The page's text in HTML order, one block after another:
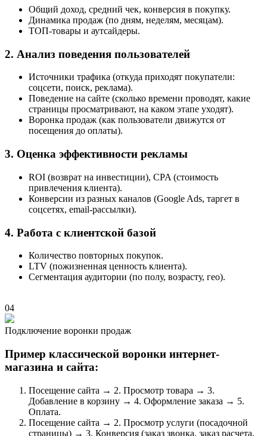
Общий доход, средний чек, конверсия в покупку.
Динамика продаж (по дням, неделям, месяцам).
ТОП-товары и аутсайдеры.
2. Анализ поведения пользователей
Источники трафика (откуда приходят покупатели:
соцсети, поиск, реклама).
Поведение на сайте (сколько времени проводят, какие
страницы просматривают, на каком этапе уходят).
Воронка продаж (как пользователи движутся от
посещения до оплаты).
3. Оценка эффективности рекламы
ROI (возврат на инвестиции), CPA (стоимость
привлечения клиента).
Конверсии из разных каналов (Google Ads, таргет в
соцсетях, email-рассылки).
4. Работа с клиентской базой
Количество повторных покупок.
LTV (пожизненная ценность клиента).
Сегментация аудитории (по полу, возрасту, гео).
04
Подключение воронки продаж
Пример классической воронки интернет-
магазина и сайта:
Посещение сайта → 2. Просмотр товара → 3.
Добавление в корзину → 4. Оформление заказа → 5.
Оплата.
Посещение сайта → 2. Просмотр услуги (посадочной
страницы) → 3. Конверсия (заказ звонка, заказ расчета,